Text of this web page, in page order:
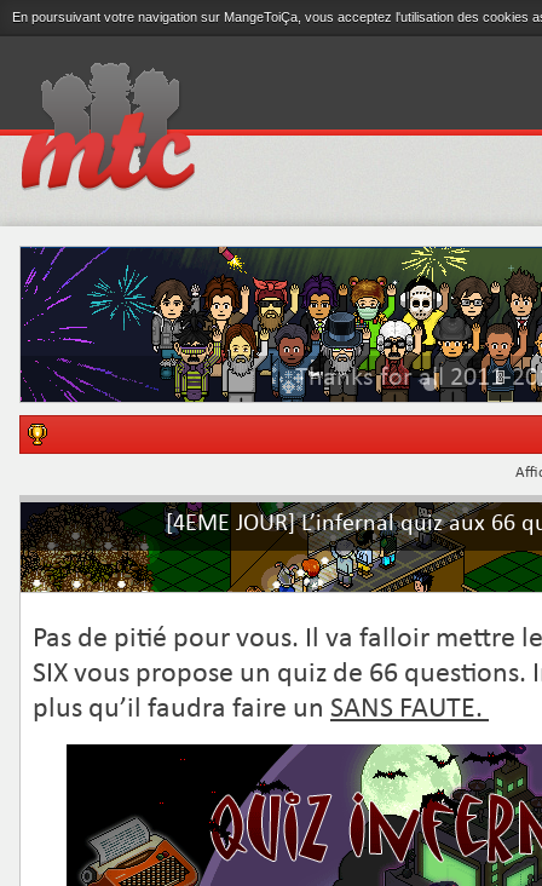
En poursuivant votre navigation sur MangeToiÇa, vous acceptez l'utilisation des cookies
Thanks for all 2011-
[4EME JOUR] L’infernal quiz aux 66
Pas de pitié pour vous. Il va falloir mettre
SIX vous propose un quiz de 66 questions.
plus qu’il faudra faire un SANS FAUTE.